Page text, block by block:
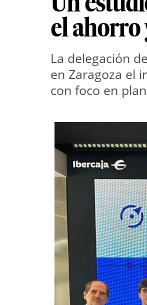
el ahorro
La delegación
en Zaragoza el
con foco en